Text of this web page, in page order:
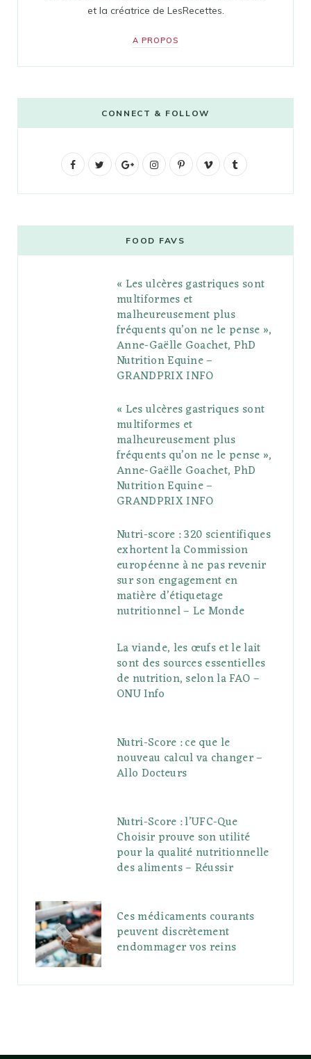
et la créatrice de LesRecettes.
A PROPOS
CONNECT & FOLLOW
F
b
t
G
g
l
e
P
l
s
I
t
a
g
r
a
m
P
e
r
e
s
V
o
l
r
FOOD FAVS
« Les ulcères gastriques sont
multiformes et
malheureusement plus
fréquents qu’on ne le pense »,
Anne-Gaëlle Goachet, PhD
Nutrition Equine –
GRANDPRIX INFO
« Les ulcères gastriques sont
multiformes et
malheureusement plus
fréquents qu’on ne le pense »,
Anne-Gaëlle Goachet, PhD
Nutrition Equine –
GRANDPRIX INFO
Nutri-score : 320 scientifiques
exhortent la Commission
européenne à ne pas revenir
sur son engagement en
matière d’étiquetage
nutritionnel – Le Monde
La viande, les œufs et le lait
sont des sources essentielles
de nutrition, selon la FAO –
ONU Info
Nutri-Score : ce que le
nouveau calcul va changer –
Allo Docteurs
Nutri-Score : l’UFC-Que
Choisir prouve son utilité
pour la qualité nutritionnelle
des aliments – Réussir
Ces médicaments courants
peuvent discrètement
endommager vos reins